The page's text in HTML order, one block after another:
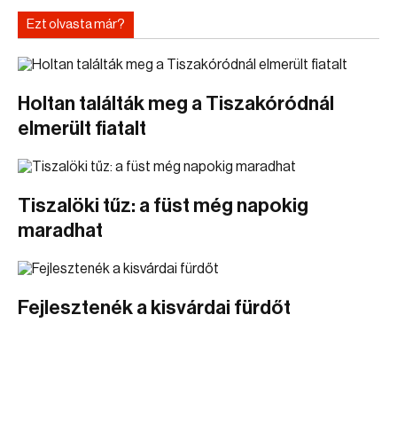
Ezt olvasta már?
Holtan találták meg a Tiszakóródnál
elmerült fiatalt
Tiszalöki tűz: a füst még napokig
maradhat
Fejlesztenék a kisvárdai fürdőt